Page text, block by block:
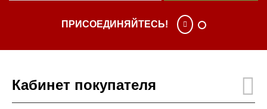
ПРИСОЕДИНЯЙТЕСЬ!
Кабинет покупателя